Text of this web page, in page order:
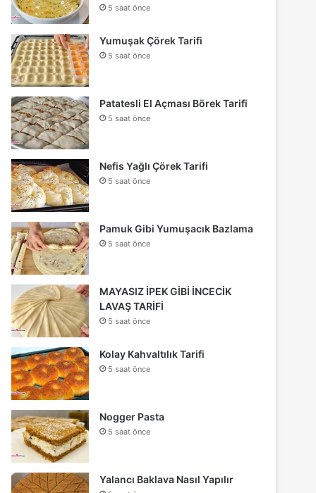
5 saat önce
Yumuşak Çörek Tarifi
5 saat önce
Patatesli El Açması Börek Tarifi
5 saat önce
Nefis Yağlı Çörek Tarifi
5 saat önce
Pamuk Gibi Yumuşacık Bazlama
5 saat önce
MAYASIZ İPEK GİBİ İNCECİK
LAVAŞ TARİFİ
5 saat önce
Kolay Kahvaltılık Tarifi
5 saat önce
Nogger Pasta
5 saat önce
Yalancı Baklava Nasıl Yapılır